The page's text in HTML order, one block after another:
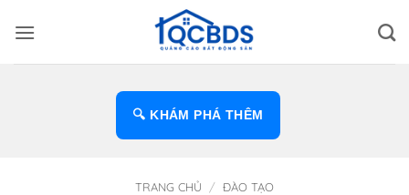
qua
🔍 KHÁM PHÁ THÊM
TRANG CHỦ / ĐÀO TẠO